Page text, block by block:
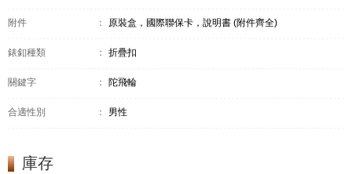
附件 ： 原裝盒，國際聯保卡，說明書 (附件齊全)
錶釦種類 ： 折疊扣
關鍵字 ： 陀飛輪
合適性別 ： 男性
庫存